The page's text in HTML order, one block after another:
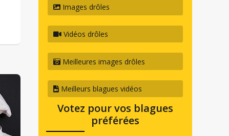
Images drôles
Vidéos drôles
Meilleures images drôles
Meilleurs blagues vidéos
Votez pour vos blagues
préférées